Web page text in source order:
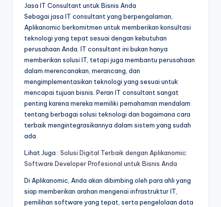
Jasa IT Consultant untuk Bisnis Anda
Sebagai jasa IT consultant yang berpengalaman,
Aplikanomic berkomitmen untuk memberikan konsultasi
teknologi yang tepat sesuai dengan kebutuhan
perusahaan Anda. IT consultant ini bukan hanya
memberikan solusi IT, tetapi juga membantu perusahaan
dalam merencanakan, merancang, dan
mengimplementasikan teknologi yang sesuai untuk
mencapai tujuan bisnis. Peran IT consultant sangat
penting karena mereka memiliki pemahaman mendalam
tentang berbagai solusi teknologi dan bagaimana cara
terbaik mengintegrasikannya dalam sistem yang sudah
ada.
Lihat Juga : Solusi Digital Terbaik dengan Aplikanomic:
Software Developer Profesional untuk Bisnis Anda
Di Aplikanomic, Anda akan dibimbing oleh para ahli yang
siap memberikan arahan mengenai infrastruktur IT,
pemilihan software yang tepat, serta pengelolaan data